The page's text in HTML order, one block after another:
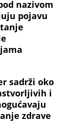
nazivom
pojavu
sadrži oko
i
zdrave